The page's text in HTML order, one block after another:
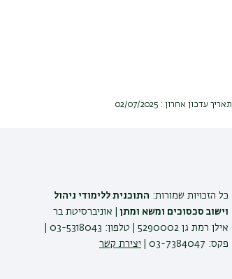
תאריך עדכון אחרון : 02/07/2025
כל הזכויות שמורות: התוכנית ללימודי ניהול
וישוב סכסוכים ומשא ומתן
| אוניברסיטת בר
פקס: 03-7384047 |
יצירת קשר